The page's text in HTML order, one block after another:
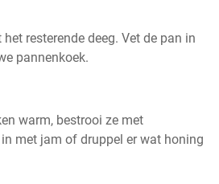
resterende deeg. Vet de pan in
pannenkoek.
warm, bestrooi ze met
in met jam of druppel er wat honing